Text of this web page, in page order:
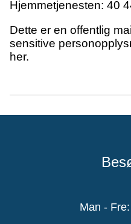
Hjemmetjenesten: 40
Dette er en offentlig
sensitive
her.
Man -